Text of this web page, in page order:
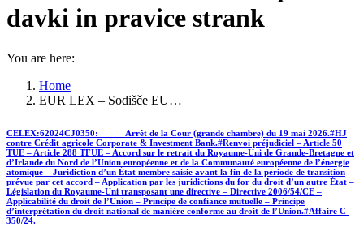
davki in pravice strank
You are here:
Home
EUR LEX – Sodišče EU…
CELEX:62024CJ0350: Arrêt de la Cour (grande chambre) du 19 mai 2026.#HJ
contre Crédit agricole Corporate & Investment Bank.#Renvoi préjudiciel – Article 50
TUE – Article 288 TFUE – Accord sur le retrait du Royaume-Uni de Grande-Bretagne et
d’Irlande du Nord de l’Union européenne et de la Communauté européenne de l’énergie
atomique – Juridiction d’un État membre saisie avant la fin de la période de transition
prévue par cet accord – Application par les juridictions du for du droit d’un autre État –
Législation du Royaume-Uni transposant une directive – Directive 2006/54/CE –
Applicabilité du droit de l’Union – Principe de confiance mutuelle – Principe
d’interprétation du droit national de manière conforme au droit de l’Union.#Affaire C-
350/24.